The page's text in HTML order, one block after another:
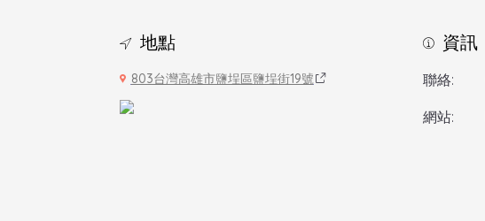
地點
803台灣高雄市鹽埕區鹽埕街19號
資訊
聯絡:
網站: